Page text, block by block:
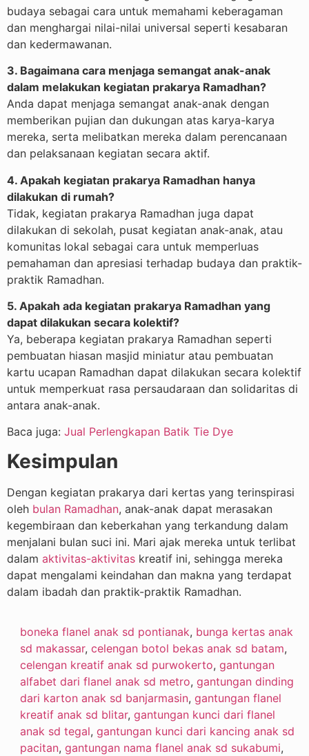
budaya sebagai cara untuk memahami keberagaman
dan menghargai nilai-nilai universal seperti kesabaran
dan kedermawanan.
3. Bagaimana cara menjaga semangat anak-anak
dalam melakukan kegiatan prakarya Ramadhan?
Anda dapat menjaga semangat anak-anak dengan
memberikan pujian dan dukungan atas karya-karya
mereka, serta melibatkan mereka dalam perencanaan
dan pelaksanaan kegiatan secara aktif.
4. Apakah kegiatan prakarya Ramadhan hanya
dilakukan di rumah?
Tidak, kegiatan prakarya Ramadhan juga dapat
dilakukan di sekolah, pusat kegiatan anak-anak, atau
komunitas lokal sebagai cara untuk memperluas
pemahaman dan apresiasi terhadap budaya dan praktik-
praktik Ramadhan.
5. Apakah ada kegiatan prakarya Ramadhan yang
dapat dilakukan secara kolektif?
Ya, beberapa kegiatan prakarya Ramadhan seperti
pembuatan hiasan masjid miniatur atau pembuatan
kartu ucapan Ramadhan dapat dilakukan secara kolektif
untuk memperkuat rasa persaudaraan dan solidaritas di
antara anak-anak.
Baca juga: Jual Perlengkapan Batik Tie Dye
Kesimpulan
Dengan kegiatan prakarya dari kertas yang terinspirasi
oleh bulan Ramadhan, anak-anak dapat merasakan
kegembiraan dan keberkahan yang terkandung dalam
menjalani bulan suci ini. Mari ajak mereka untuk terlibat
dalam aktivitas-aktivitas kreatif ini, sehingga mereka
dapat mengalami keindahan dan makna yang terdapat
dalam ibadah dan praktik-praktik Ramadhan.
boneka flanel anak sd pontianak, bunga kertas anak
sd makassar, celengan botol bekas anak sd batam,
celengan kreatif anak sd purwokerto, gantungan
alfabet dari flanel anak sd metro, gantungan dinding
dari karton anak sd banjarmasin, gantungan flanel
kreatif anak sd blitar, gantungan kunci dari flanel
anak sd tegal, gantungan kunci dari kancing anak sd
pacitan, gantungan nama flanel anak sd sukabumi,